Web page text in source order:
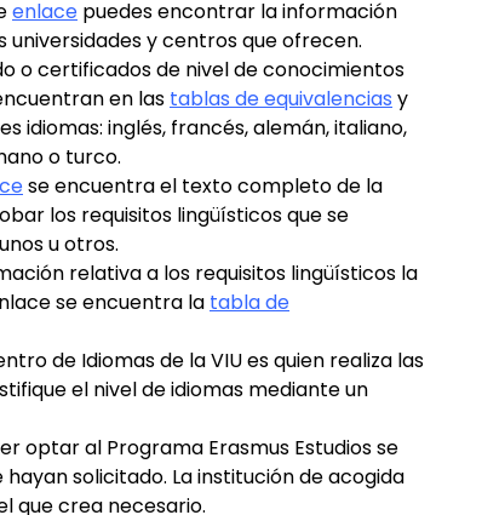
enlace puedes encontrar la información
y centros que ofrecen.
o certificados de nivel de conocimientos
en las tablas de equivalencias y
idiomas: inglés, francés, alemán, italiano,
o turco.
se encuentra el texto completo de la
los requisitos lingüísticos que se
u otros.
relativa a los requisitos lingüísticos la
se encuentra la tabla de
de Idiomas de la VIU es quien realiza las
el nivel de idiomas mediante un
optar al Programa Erasmus Estudios se
solicitado. La institución de acogida
que crea necesario.